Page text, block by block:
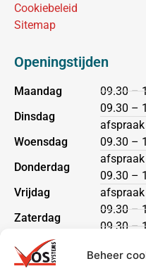
Beheer
Cookiebeleid
Sitemap
Openingstijden
Maandag
Dinsdag
Woensdag
Donderdag
Vrijdag
Zaterdag
Zondag
09.30 –
09.30 –
afspraak
09.30 –
afspraak
09.30 –
afspraak
09.30 –
09.30 –